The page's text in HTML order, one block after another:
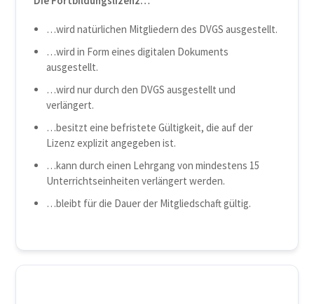
…wird natürlichen Mitgliedern des DVGS ausgestellt.
…wird in Form eines digitalen Dokuments
ausgestellt.
…wird nur durch den DVGS ausgestellt und
verlängert.
…besitzt eine befristete Gültigkeit, die auf der
Lizenz explizit angegeben ist.
…kann durch einen Lehrgang von mindestens 15
Unterrichtseinheiten verlängert werden.
…bleibt für die Dauer der Mitgliedschaft gültig.